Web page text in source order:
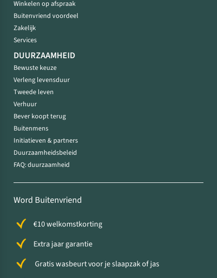
Winkelen op afspraak
Buitenvriend voordeel
Zakelijk
Services
DUURZAAMHEID
Bewuste keuze
Verleng levensduur
Tweede leven
Verhuur
Bever koopt terug
Buitenmens
Initiatieven & partners
Duurzaamheidsbeleid
FAQ: duurzaamheid
Word Buitenvriend
€10 welkomstkorting
Extra jaar garantie
Gratis wasbeurt voor je slaapzak of jas